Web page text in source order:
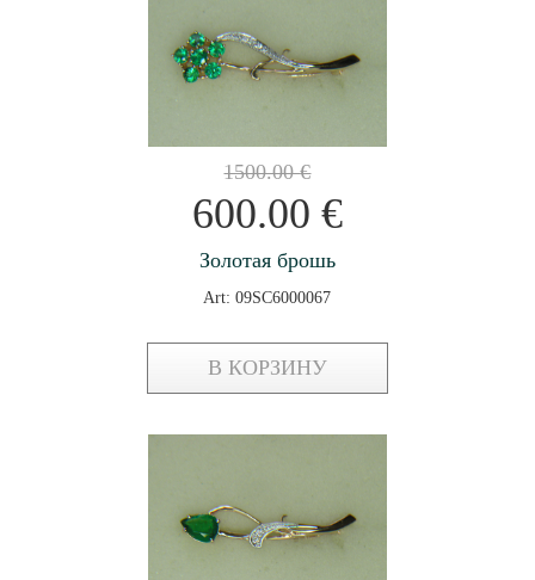
1500.00€
600.00 €
Золотая брошь
Art: 09SC6000067
В КОРЗИНУ